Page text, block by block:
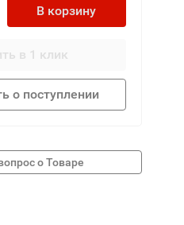
В корзину
в 1 клик
о поступлении